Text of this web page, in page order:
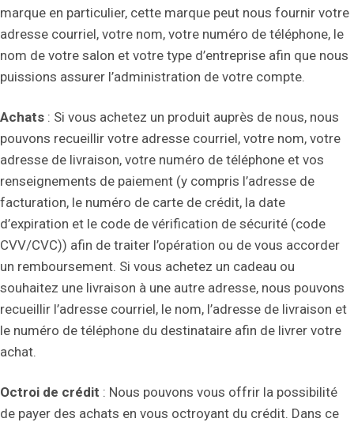
marque en particulier, cette marque peut nous fournir votre
adresse courriel, votre nom, votre numéro de téléphone, le
nom de votre salon et votre type d’entreprise afin que nous
puissions assurer l’administration de votre compte.
Achats : Si vous achetez un produit auprès de nous, nous
pouvons recueillir votre adresse courriel, votre nom, votre
adresse de livraison, votre numéro de téléphone et vos
renseignements de paiement (y compris l’adresse de
facturation, le numéro de carte de crédit, la date
d’expiration et le code de vérification de sécurité (code
CVV/CVC)) afin de traiter l’opération ou de vous accorder
un remboursement. Si vous achetez un cadeau ou
souhaitez une livraison à une autre adresse, nous pouvons
recueillir l’adresse courriel, le nom, l’adresse de livraison et
le numéro de téléphone du destinataire afin de livrer votre
achat.
Octroi de crédit : Nous pouvons vous offrir la possibilité
de payer des achats en vous octroyant du crédit. Dans ce